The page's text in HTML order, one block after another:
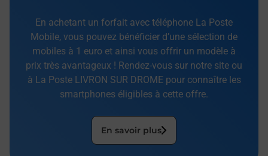
En achetant un forfait avec téléphone La Poste
Mobile, vous pouvez bénéficier d’une sélection de
mobiles à 1 euro et ainsi vous offrir un modèle à
prix très avantageux ! Rendez-vous sur notre site ou
à La Poste LIVRON SUR DROME pour connaître les
smartphones éligibles à cette offre.
En savoir plus